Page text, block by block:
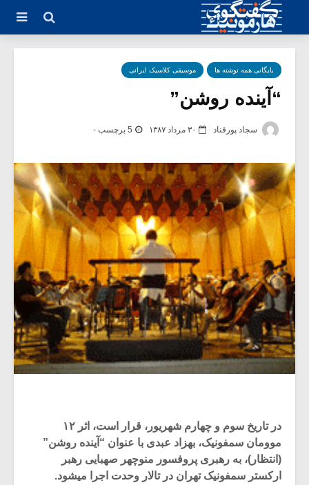
بایگانی همه نوشته ها موسیقی کلاسیک ایرانی
“آینده روشن”
سجاد پورقناد ۳۰ مرداد ۱۳۸۷ 5 برچسب -
در تاریخ سوم و چهارم شهریور، قرار است، اثر ۱۲
موومان سمفونیک، بهزاد عبدی با عنوان “آینده روشن”
(انتظار)، به رهبری پروفسور منوچهر صهبایی رهبر
ارکستر سمفونیک تهران در تالار وحدت اجرا میشود.